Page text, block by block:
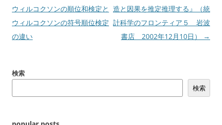
稿
ナ
ビ
シ
ウィルコクソンの順位和検定と
ウィルコクソンの符号順位検定
の違い
造と因果を推定推理する』（統
計科学のフロンティア５ 岩波
書店 2002年12月10日）
→
検索
検索